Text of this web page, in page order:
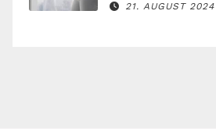
21. AUGUST 2024